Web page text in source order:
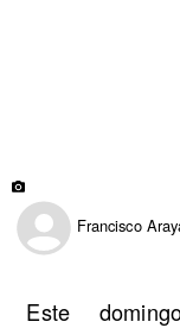
Francisco
Este